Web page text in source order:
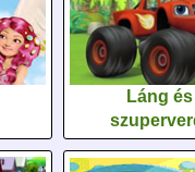
Láng